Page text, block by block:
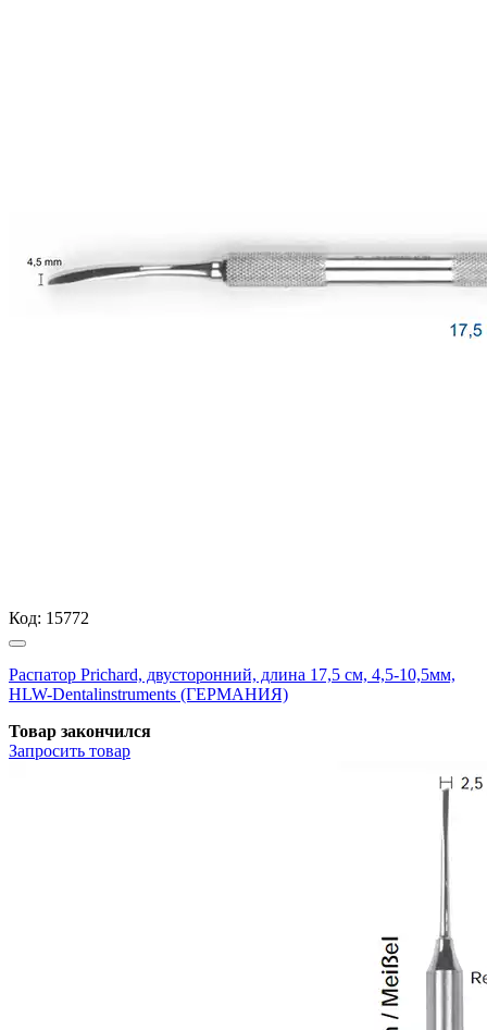
Код: 15772
Распатор Prichard, двусторонний, длина 17,5 см, 4,5-10,5мм,
HLW-Dentalinstruments (ГЕРМАНИЯ)
Товар закончился
Запросить товар